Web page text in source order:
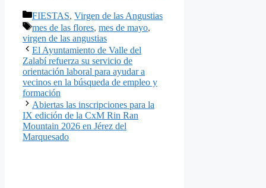
Categorías
FIESTAS, Virgen de las Angustias
Etiquetas
mes de las flores, mes de mayo,
virgen de las angustias
El Ayuntamiento de Valle del
Zalabí refuerza su servicio de
orientación laboral para ayudar a
vecinos en la búsqueda de empleo y
formación
Abiertas las inscripciones para la
IX edición de la CxM Rin Ran
Mountain 2026 en Jérez del
Marquesado